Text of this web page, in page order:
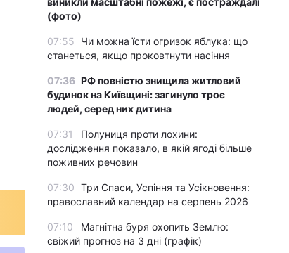
(фото)
07:55
Чи можна їсти огризок яблука: що
станеться, якщо проковтнути насіння
07:36 РФ повністю знищила житловий
будинок на Київщині: загинуло троє
людей, серед них дитина
07:31
Полуниця проти лохини:
дослідження показало, в якій ягоді більше
поживних речовин
07:30 Три Спаси, Успіння та Усікновення:
православний календар на серпень 2026
07:10
Магнітна буря охопить Землю:
свіжий прогноз на 3 дні (графік)